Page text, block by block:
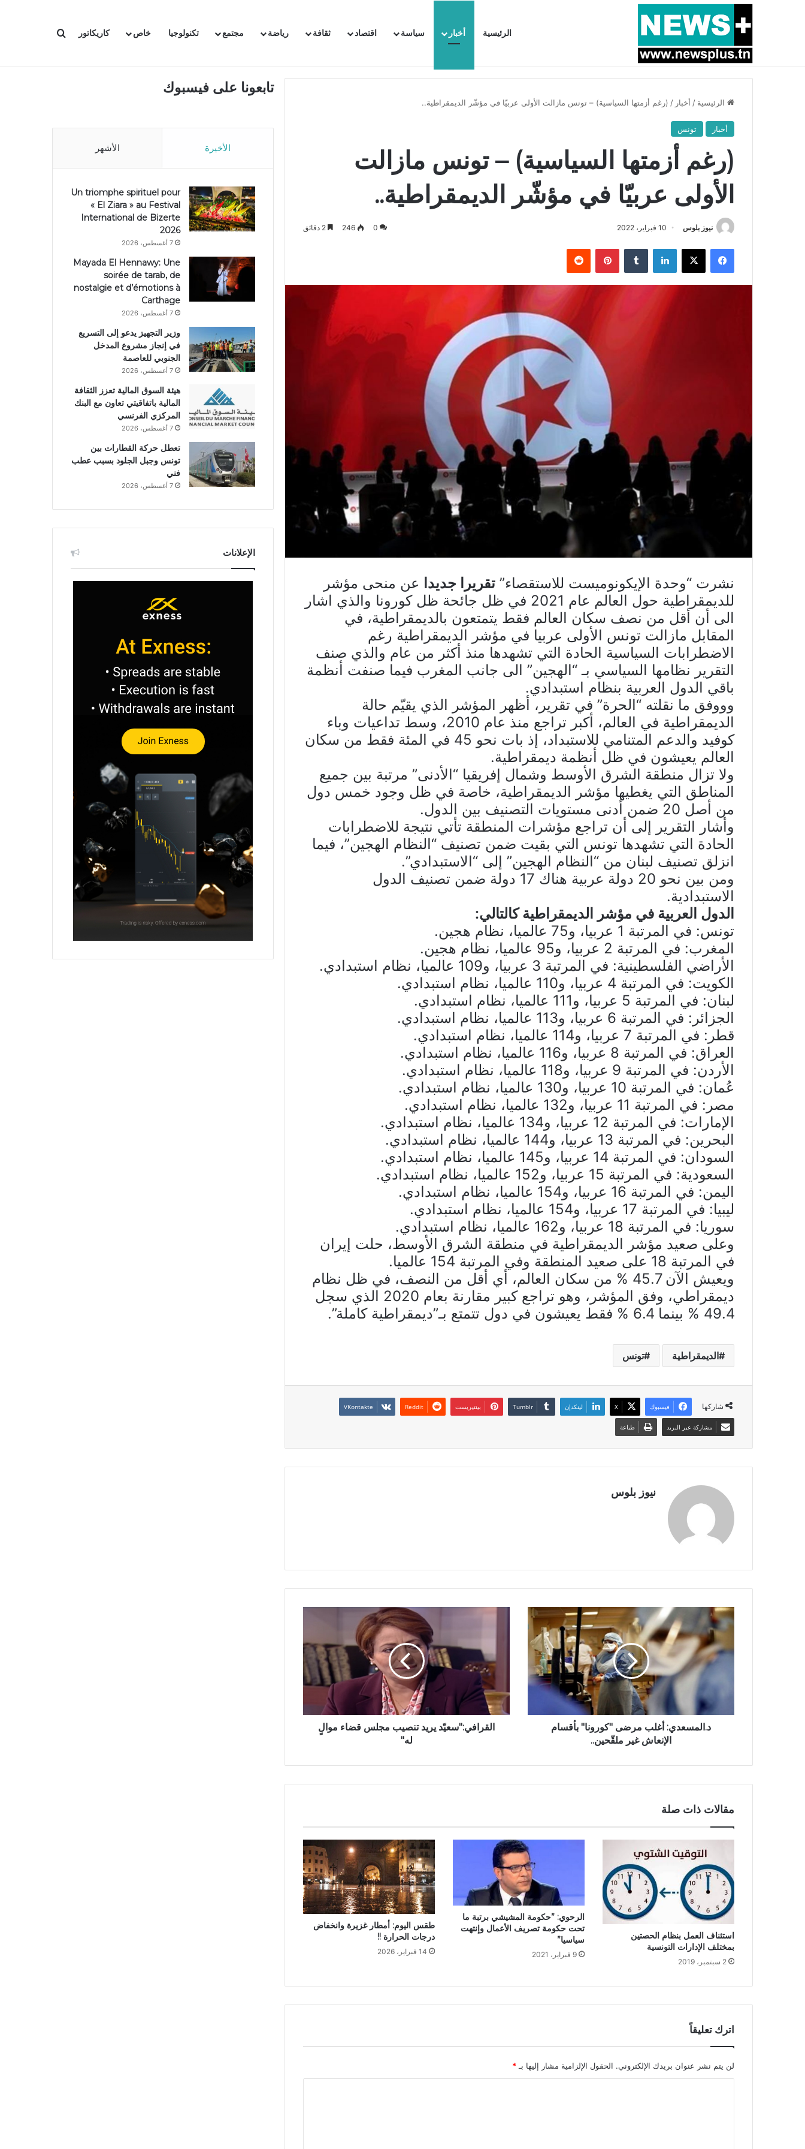
الرئيسية أخبار سياسة اقتصاد ثقافة رياضة مجتمع تكنولوجيا خاص كاريكاتور بحث عن
أخبار عاجلة بسبب المرزوقي وبتكليف من سعيّد: الخارجية تستدعي السفيرة الفرنسية بتونس وتبلغها احتجاجا شديد اللهجة !!
الرئيسية / أخبار / (رغم أزمتها السياسية) – تونس مازالت الأولى عربيّا في مؤشّر الديمقراطية..
أخبار تونس
(رغم أزمتها السياسية) – تونس مازالت
الأولى عربيّا في مؤشّر الديمقراطية..
نيوز بلوس 10 فبراير، 2022 0
246
فيسبوك X لينكدإن بينتيريست
نشرت “وحدة الإيكونوميست للاستقصاء” تقريرا جديدا عن منحى مؤشر
للديمقراطية حول العالم عام 2021 في ظل جائحة ظل كورونا والذي اشار
الى أن أقل من نصف سكان العالم فقط يتمتعون بالديمقراطية، في
المقابل مازالت تونس الأولى عربيا في مؤشر الديمقراطية رغم
الاضطرابات السياسية الحادة التي تشهدها منذ أكثر من عام والذي صنف
التقرير نظامها السياسي بـ “الهجين” الى جانب المغرب فيما صنفت أنظمة
باقي الدول العربية بنظام استبدادي.
وووفق ما نقلته “الحرة” في تقرير، أظهر المؤشر الذي يقيّم حالة
الديمقراطية في العالم، أكبر تراجع منذ عام 2010، وسط تداعيات وباء
كوفيد والدعم المتنامي للاستبداد، إذ بات نحو 45 في المئة فقط من سكان
العالم يعيشون في ظل أنظمة ديمقراطية.
ولا تزال منطقة الشرق الأوسط وشمال إفريقيا “الأدنى” مرتبة بين جميع
المناطق التي يغطيها مؤشر الديمقراطية، خاصة في ظل وجود خمس دول
من أصل 20 ضمن أدنى مستويات التصنيف بين الدول.
وأشار التقرير إلى أن تراجع مؤشرات المنطقة تأتي نتيجة للاضطرابات
الحادة التي تشهدها تونس التي بقيت ضمن تصنيف “النظام الهجين”، فيما
انزلق تصنيف لبنان من “النظام الهجين” إلى “الاستبدادي”.
ومن بين نحو 20 دولة عربية هناك 17 دولة ضمن تصنيف الدول
الاستبدادية.
الدول العربية في مؤشر الديمقراطية كالتالي:
تونس: في المرتبة 1 عربيا، و75 عالميا، نظام هجين.
المغرب: في المرتبة 2 عربيا، و95 عالميا، نظام هجين.
الأراضي الفلسطينية: في المرتبة 3 عربيا، و109 عالميا، نظام استبدادي.
الكويت: في المرتبة 4 عربيا، و110 عالميا، نظام استبدادي.
لبنان: في المرتبة 5 عربيا، و111 عالميا، نظام استبدادي.
الجزائر: في المرتبة 6 عربيا، و113 عالميا، نظام استبدادي.
قطر: في المرتبة 7 عربيا، و114 عالميا، نظام استبدادي.
العراق: في المرتبة 8 عربيا، و116 عالميا، نظام استبدادي.
الأردن: في المرتبة 9 عربيا، و118 عالميا، نظام استبدادي.
عُمان: في المرتبة 10 عربيا، و130 عالميا، نظام استبدادي.
مصر: في المرتبة 11 عربيا، و132 عالميا، نظام استبدادي.
الإمارات: في المرتبة 12 عربيا، و134 عالميا، نظام استبدادي.
البحرين: في المرتبة 13 عربيا، و144 عالميا، نظام استبدادي.
السودان: في المرتبة 14 عربيا، و145 عالميا، نظام استبدادي.
السعودية: في المرتبة 15 عربيا، و152 عالميا، نظام استبدادي.
اليمن: في المرتبة 16 عربيا، و154 عالميا، نظام استبدادي.
ليبيا: في المرتبة 17 عربيا، و154 عالميا، نظام استبدادي.
سوريا: في المرتبة 18 عربيا، و162 عالميا، نظام استبدادي.
وعلى صعيد مؤشر الديمقراطية في منطقة الشرق الأوسط، حلت إيران
في المرتبة 18 على صعيد المنطقة وفي المرتبة 154 عالميا.
ويعيش الآن 45.7 % من سكان العالم، أي أقل من النصف، في ظل نظام
ديمقراطي، وفق المؤشر، وهو تراجع كبير مقارنة بعام 2020 الذي سجل
49.4 % بينما 6.4 % فقط يعيشون في دول تتمتع بـ”ديمقراطية كاملة”.
الديمقراطية تونس
شاركها فيسبوك X لينكدإن بينتيريست
مشاركة عبر البريد طباعة
نيوز بلوس
د.المسعدي: أغلب مرضى "كورونا" بأقسام
الإنعاش غير ملقّحين..
القرافي:"سعيّد يريد تنصيب مجلس قضاء موالٍ
له"
مقالات ذات صلة
استئناف العمل بنظام الحصتين
بمختلف الإدارات التونسية
2 سبتمبر، 2019
الرحوي: ”حكومة المشيشي برتبة ما
تحت حكومة تصريف الأعمال وإنتهت
سياسيا”
9 فبراير، 2021
طقس اليوم: أمطار غزيرة وانخفاض
درجات الحرارة !!
14 فبراير، 2026
اترك تعليقاً
لن يتم نشر عنوان بريدك الإلكتروني. الحقول الإلزامية مشار إليها بـ*
تابعونا على فيسبوك
الأخيرة الأشهر
Un triomphe spirituel pour
« El Ziara » au Festival
International de Bizerte
2026
7 أغسطس، 2026
Mayada El Hennawy: Une
soirée de tarab, de
nostalgie et d’émotions à
Carthage
7 أغسطس، 2026
وزير التجهيز يدعو إلى التسريع
في إنجاز مشروع المدخل
الجنوبي للعاصمة
7 أغسطس، 2026
هيئة السوق المالية تعزز الثقافة
المالية باتفاقيتي تعاون مع البنك
المركزي الفرنسي
7 أغسطس، 2026
تعطل حركة القطارات بين
تونس وجبل الجلود بسبب عطب
فني
7 أغسطس، 2026
الإعلانات